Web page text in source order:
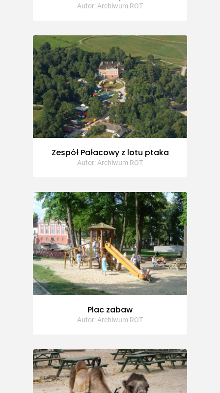
Autor: Archiwum ROT
Zespół Pałacowy z lotu ptaka
Autor: Archiwum ROT
Plac zabaw
Autor: Archiwum ROT